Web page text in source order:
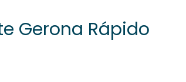
Gerona Rápido